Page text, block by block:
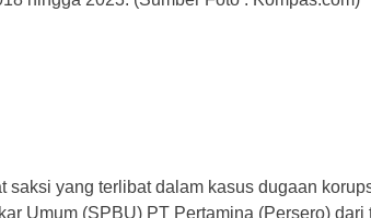
saksi yang terlibat dalam kasus dugaan
Umum (SPBU) PT Pertamina (Persero) dari